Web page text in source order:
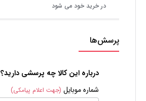
در خرید خود می شود
پرسش‌ها
درباره این کالا چه پرسشی دارید؟
شماره موبایل (جهت اعلام پیامکی)